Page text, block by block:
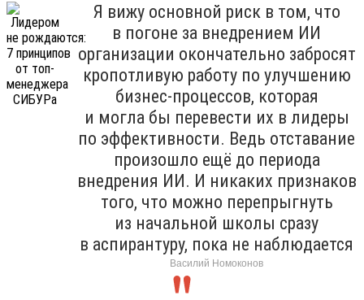
Я вижу основной риск в том, что
в погоне за внедрением ИИ
организации окончательно забросят
кропотливую работу по улучшению
бизнес-процессов, которая
и могла бы перевести их в лидеры
по эффективности. Ведь отставание
произошло ещё до периода
внедрения ИИ. И никаких признаков
того, что можно перепрыгнуть
из начальной школы сразу
в аспирантуру, пока не наблюдается
Василий Номоконов